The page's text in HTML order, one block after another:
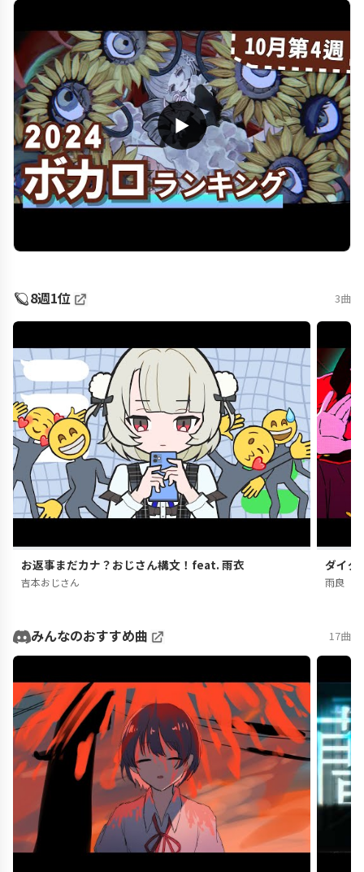
▶
🪐8週1位 3曲
お返事まだカナ？おじさん構文！feat. 雨衣
吉本おじさん
ダイダ
雨良
みんなのおすすめ曲 17曲